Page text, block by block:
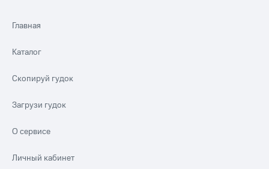
Главная
Каталог
Скопируй гудок
Загрузи гудок
О сервисе
Личный кабинет